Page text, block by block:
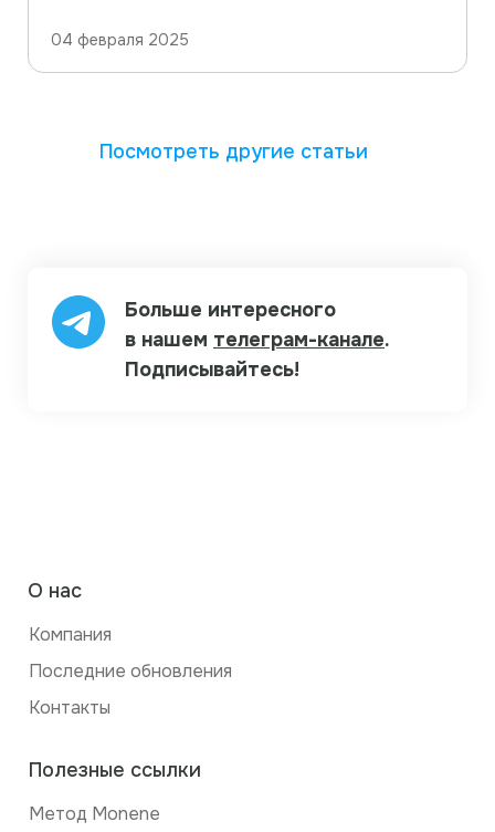
04 февраля 2025
Посмотреть другие статьи
Больше интересного
в нашем телеграм-канале.
Подписывайтесь!
Метод Monene
Компания
Последние обновления
Контакты
Полезные ссылки
О нас